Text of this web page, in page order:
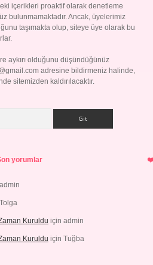
içerikleri proaktif olarak denetleme
bulunmamaktadır. Ancak, üyelerimiz
taşımakta olup, siteye üye olarak bu
aykırı olduğunu düşündüğünüz
adresine bildirmeniz halinde,
sitemizden kaldırılacaktır.
yorumlar
admin
Tolga
Kuruldu için admin
Kuruldu için Tuğba